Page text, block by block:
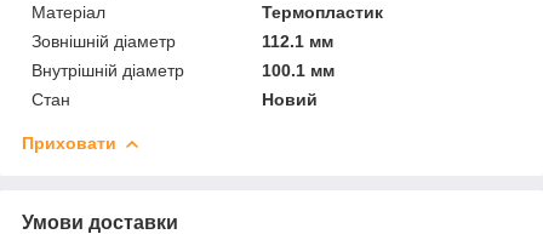
Матеріал
Термопластик
Зовнішній діаметр
112.1 мм
Внутрішній діаметр
100.1 мм
Стан
Новий
Приховати
Умови доставки